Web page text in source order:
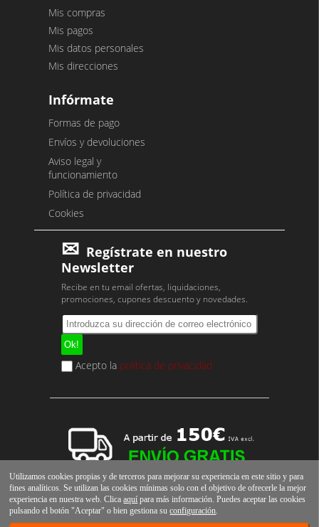
Mis compras
Mis pagos
Mis datos personales
Mis direcciones
Infórmate
Formas de pago
Envíos y devoluciones
Aviso legal y
funcionamiento
Política de privacidad
Cookies
Regístrate en nuestro
Newsletter
Recibe en tu email ofertas, liquidaciones,
promociones, cupones descuento y novedades.
Acepto la política de privacidad
Utilizamos cookies propias y de terceros para mejorar su experiencia en este sitio y para
fines analíticos. Se utilizan las cookies mínimas solo con el objetivo de ofrecerle la mejor
experiencia en nuestra web. Clicaaquí para más información. Puedes aceptar las cookies
pulsando el botón "Aceptar" o bien gestiona suconfiguración.